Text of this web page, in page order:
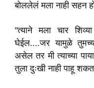
बोललेलं मला नाही सहन
"त्याने मला चार
घेईल....जर यामुळे
असेल तर मी त्याच्या
तुला दुःखी नाही पाहू